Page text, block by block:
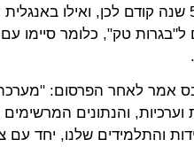
אמר לאחר הפרסום:
וערכיות, והנתונים
והתלמידים שלנו, יחד עם